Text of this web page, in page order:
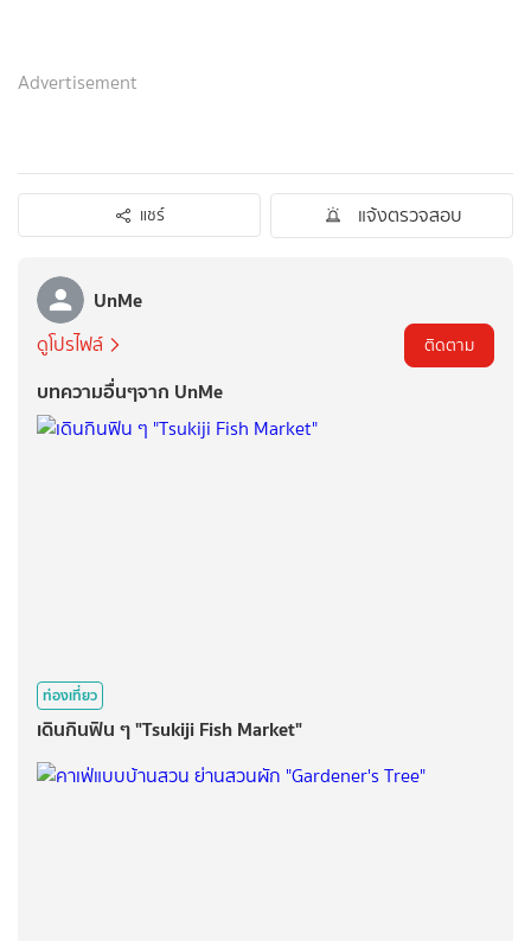
Advertisement
แชร์ แจ้งตรวจสอบ
UnMe
ดูโปรไฟล์ ติดตาม
บทความอื่นๆจาก UnMe
ท่องเที่ยว
เดินกินฟิน ๆ "Tsukiji Fish Market"